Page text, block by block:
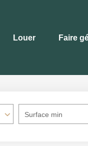
Louer Faire
Surface min